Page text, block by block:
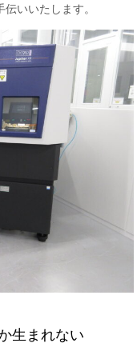
いいたします。
生まれない